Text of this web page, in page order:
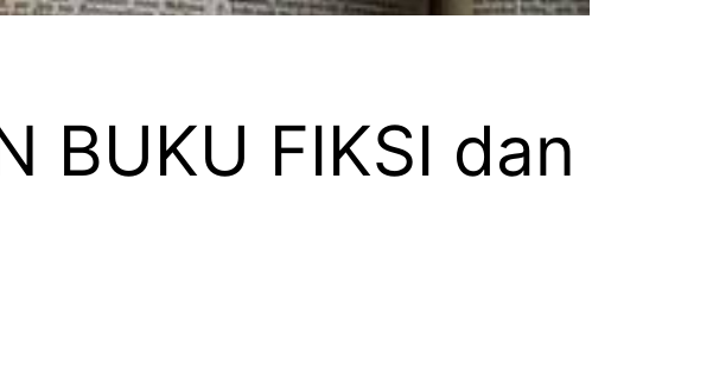
BUKU FIKSI dan